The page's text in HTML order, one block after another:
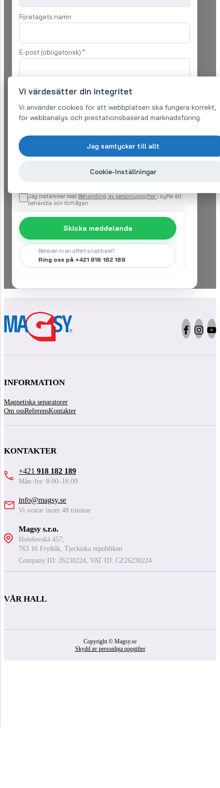
Företagets namn:
E-post (obligatorisk) *
Telefon: *
Din förfrågan*
Jag instämmer med Behandling av personuppgifter i syfte att
behandla min förfrågan
Skicka meddelande
Behöver ni en offert snabbare?
Ring oss på +421 918 182 189
INFORMATION
Magnetiska separatorer
Om ossReferensKontakter
KONTAKTER
+421 918 182 189
Mån–fre: 8:00–16:00
info@magsy.se
Vi svarar inom 48 timmar
Magsy s.r.o.
Holešovská 457,
763 16 Fryšták, Tjeckiska republiken
Company ID: 26230224, VAT ID: CZ26230224
VÅR HALL
Copyright © Magsy.se
Skydd av personliga uppgifter
Vi värdesätter din integritet
Vi använder cookies för att webbplatsen ska fungera korrekt,
för webbanalys och prestationsbaserad marknadsföring.
Jag samtycker till allt
Cookie-Inställningar